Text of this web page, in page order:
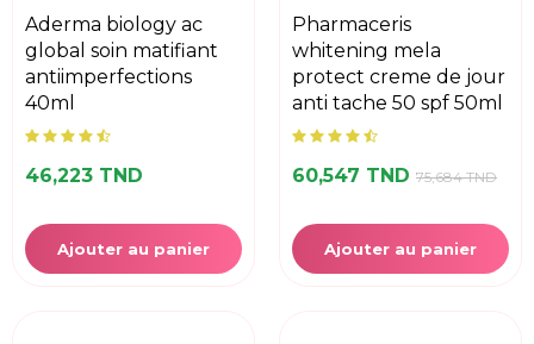
aderma biology ac
global soin matifiant
antiimperfections
40ml
46,223 TND
Ajouter au panier
pharmaceris
whitening mela
protect creme de jour
anti tache 50 spf 50ml
60,547 TND 75,684 TND
Ajouter au panier